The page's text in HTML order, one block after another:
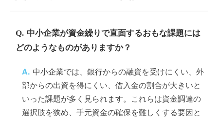
中小企業が資金繰りで直面するおもな課題には
どのようなものがありますか？
中小企業では、銀行からの融資を受けにくい、外
部からの出資を得にくい、借入金の割合が大きいと
いった課題が多く見られます。これらは資金調達の
選択肢を狭め、手元資金の確保を難しくする要因と